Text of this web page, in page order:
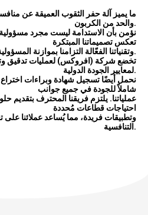
ما يميز آلة حفر الثقوب العميقة عن
والحد من الكربون.
نؤمن بأن الاستدامة ليست مجرد
تعكس تصميماتنا المبتكرة
وتقنياتنا الفعّالة التزامنا بموازنة المسؤولية البيئية مع الآلات عالية الأداء.
تخضع شركة (افروكس) لعمليات تدقيق
لمعايير الجودة الدولية.
نحمل أيضًا تسجيل شهادة وبراءات اختراع
شاملاً للجودة في جميع جوانب
عملياتنا. يلتزم فريقنا المحترف بتقديم
احتياجات قطاعات مُحددة
وتطبيقات فريدة، مما يُساعد عملائنا على
التنافسية.